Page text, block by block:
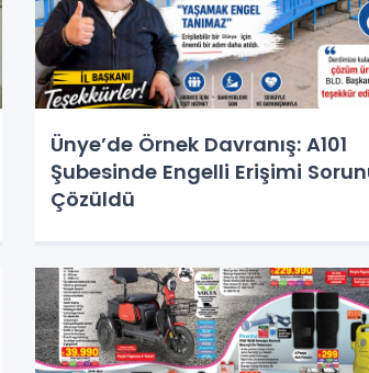
Ünye’de Örnek Davranış: A101
Şubesinde Engelli Erişimi
Çözüldü